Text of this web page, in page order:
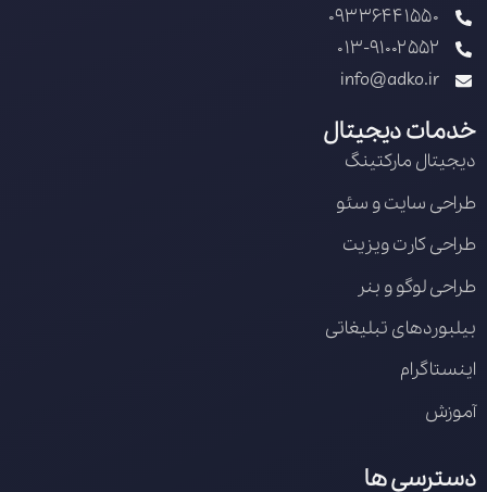
09336441550
013-91002552
info@adko.ir
خدمات دیجیتال
دیجیتال مارکتینگ
طراحی سایت و سئو
طراحی کارت ویزیت
طراحی لوگو و بنر
بیلبوردهای تبلیغاتی
اینستاگرام
آموزش
دسترسی ها